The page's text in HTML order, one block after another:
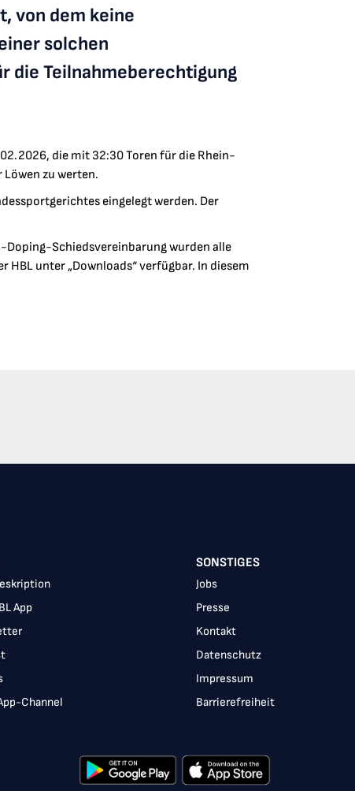
von dem keine
solchen
die Teilnahmeberechtigung
die mit 32:30 Toren für die Rhein-
zu werten.
eingelegt werden. Der
Doping-Schiedsvereinbarung wurden alle
HBL unter „Downloads“ verfügbar. In diesem
App
Channel
SONSTIGES
Jobs
Presse
Kontakt
Datenschutz
Impressum
Barrierefreiheit